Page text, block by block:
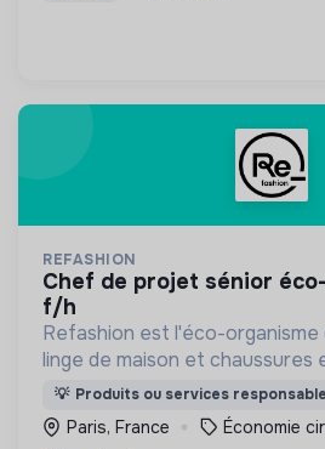
REFASHION
chef de projet sénior éco-modulations -
f/h
Refashion est l'éco-
linge de maison et chaussures
privée à but non lucratif,
le Ministère de la Transition
💡 Produits ou services
Paris, France Économie